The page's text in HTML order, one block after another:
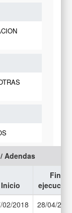
Adendas
Inicio
Fin
ejecución
02/2018 28/04/